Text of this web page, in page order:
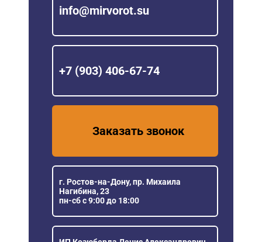
info@mirvorot.su
+7 (903) 406-67-74
Заказать звонок
г. Ростов-на-Дону, пр. Михаила
Нагибина, 23
пн-сб с 9:00 до 18:00